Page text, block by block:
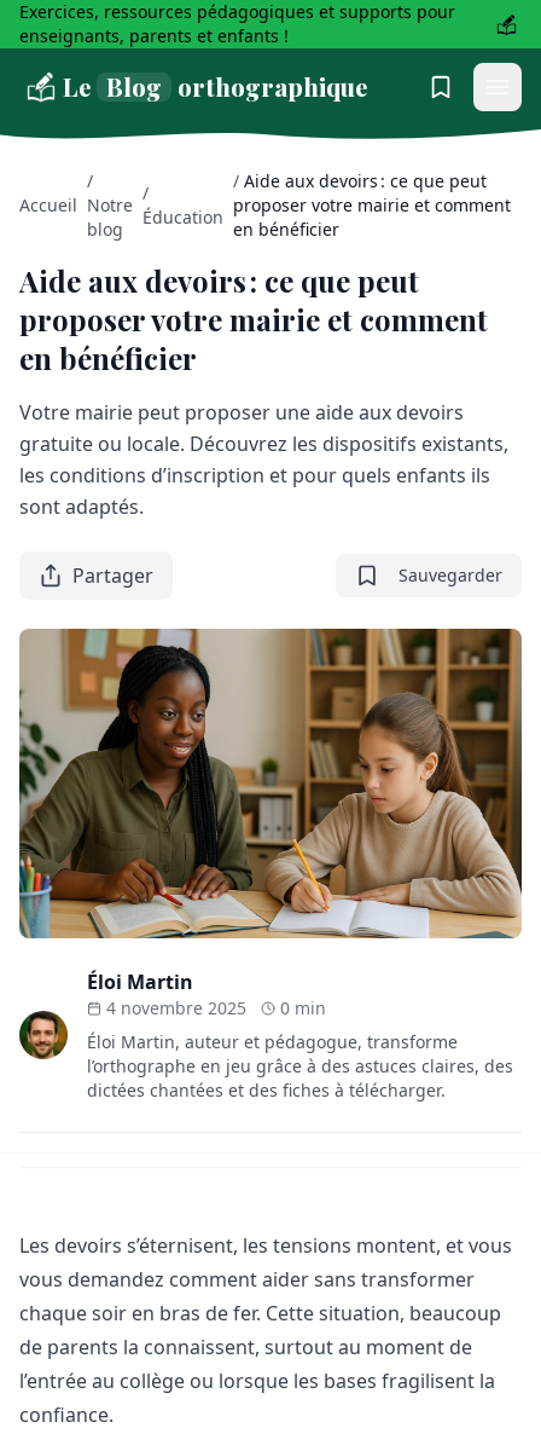
Exercices, ressources pédagogiques et supports pour
enseignants, parents et enfants !
Le Blog orthographique
Accueil
/
Notre
blog
/
Éducation
/ Aide aux devoirs : ce que peut
proposer votre mairie et comment
en bénéficier
Aide aux devoirs : ce que peut
proposer votre mairie et comment
en bénéficier
Votre mairie peut proposer une aide aux devoirs
gratuite ou locale. Découvrez les dispositifs existants,
les conditions d’inscription et pour quels enfants ils
sont adaptés.
Partager Sauvegarder
Éloi Martin
4 novembre 2025
0 min
Éloi Martin, auteur et pédagogue, transforme
l’orthographe en jeu grâce à des astuces claires, des
dictées chantées et des fiches à télécharger.
Les devoirs s’éternisent, les tensions montent, et vous
vous demandez comment aider sans transformer
chaque soir en bras de fer. Cette situation, beaucoup
de parents la connaissent, surtout au moment de
l’entrée au collège ou lorsque les bases fragilisent la
confiance.